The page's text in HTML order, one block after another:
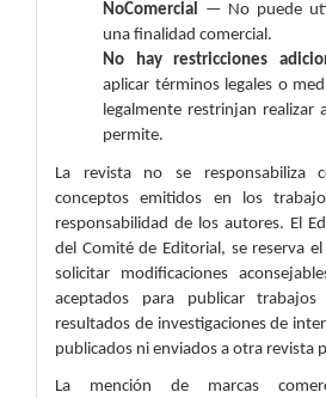
NoComercial — No puede
una finalidad comercial.
No hay restricciones
aplicar términos legales o
legalmente restrinjan realizar
permite.
La revista no se responsabiliza
conceptos emitidos en los
responsabilidad de los autores. El
del Comité de Editorial, se reserva
solicitar modificaciones
aceptados para publicar trabajos
resultados de investigaciones de
publicados ni enviados a otra revista
La mención de marcas